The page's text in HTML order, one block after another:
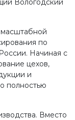
Вологодский
по
Начиная с
цехов,
и
полностью
Вместо